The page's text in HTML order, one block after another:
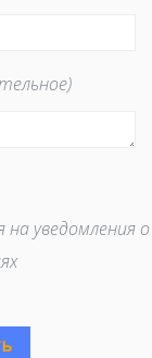
на уведомления